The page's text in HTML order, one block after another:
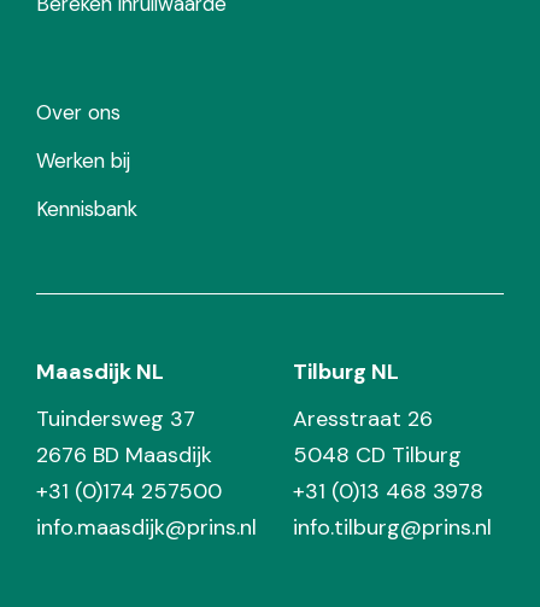
Over ons
Werken bij
Kennisbank
Maasdijk NL
Tuindersweg 37
2676 BD Maasdijk
+31 (0)174 257500
info.maasdijk@prins.nl
Tilburg NL
Aresstraat 26
5048 CD Tilburg
+31 (0)13 468 3978
info.tilburg@prins.nl